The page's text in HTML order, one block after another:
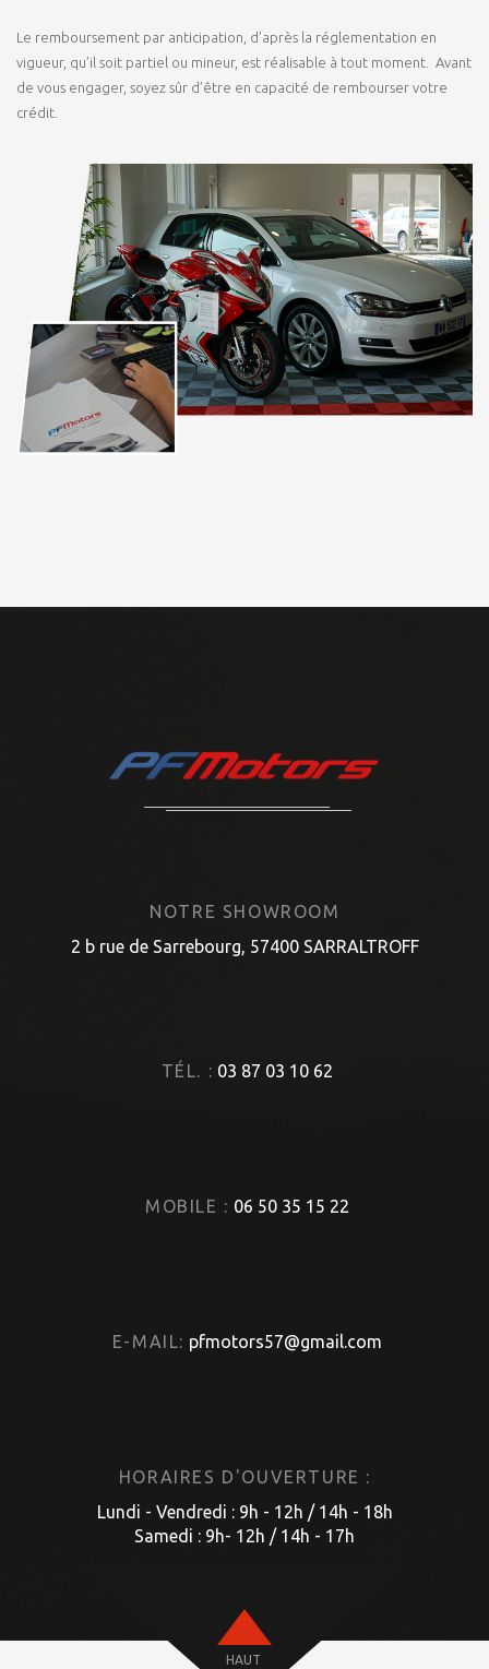
Le remboursement par anticipation, d’après la réglementation en
vigueur, qu’il soit partiel ou mineur, est réalisable à tout moment. Avant
de vous engager, soyez sûr d’être en capacité de rembourser votre
crédit.
NOTRE SHOWROOM
2 b rue de Sarrebourg, 57400 SARRALTROFF
TÉL. : 03 87 03 10 62
MOBILE : 06 50 35 15 22
E-MAIL: pfmotors57@gmail.com
HORAIRES D'OUVERTURE :
Lundi - Vendredi : 9h - 12h / 14h - 18h
Samedi : 9h- 12h / 14h - 17h
HAUT